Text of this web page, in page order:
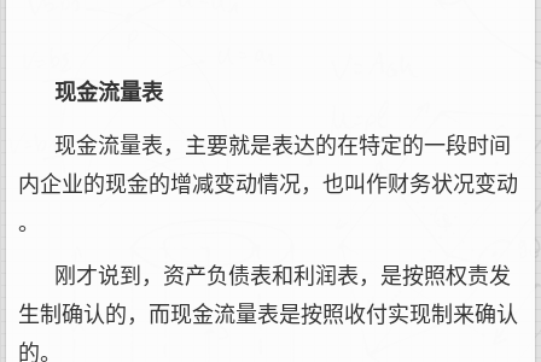
现金流量表
现金流量表，主要就是表达的在特定的一段时间
内企业的现金的增减变动情况，也叫作财务状况变动
。
刚才说到，资产负债表和利润表，是按照权责发
生制确认的，而现金流量表是按照收付实现制来确认
的。